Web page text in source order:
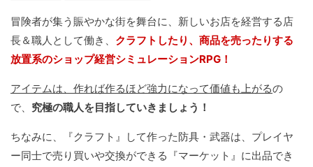
冒険者が集う賑やかな街を舞台に、新しいお店を経営する店
長＆職人として働き、 クラフトしたり、商品を売ったりする
放置系のショップ経営シミュレーションRPG！
アイテムは、作れば作るほど強力になって価値も上がるの
で、 究極の職人を目指していきましょう！
ちなみに、『クラフト』して作った防具・武器は、プレイヤ
ー同士で売り買いや交換ができる『マーケット』に出品でき